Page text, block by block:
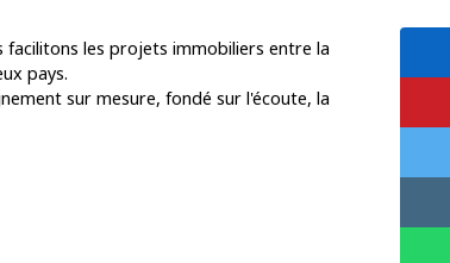
les projets immobiliers entre la
pays.
sur mesure, fondé sur l'écoute, la